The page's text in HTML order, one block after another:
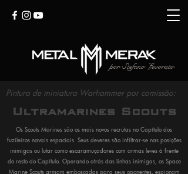
por Stefano Levorato
Pintura de miniatura Warhammer por comissão:
Ultramarines Scouts
Os Scouts Marines são os mais novos recrutas no Capítulo dos
fuzileiros navais espaciais. Seus deveres são infiltrar-se nas posições
inimigas ou lutar como escaramuçadores com armas leves à frente
do resto do Capítulo. Operando atrás das linhas inimigas, os Space
Marine Scouts armam emboscadas para seus oponentes, espionam